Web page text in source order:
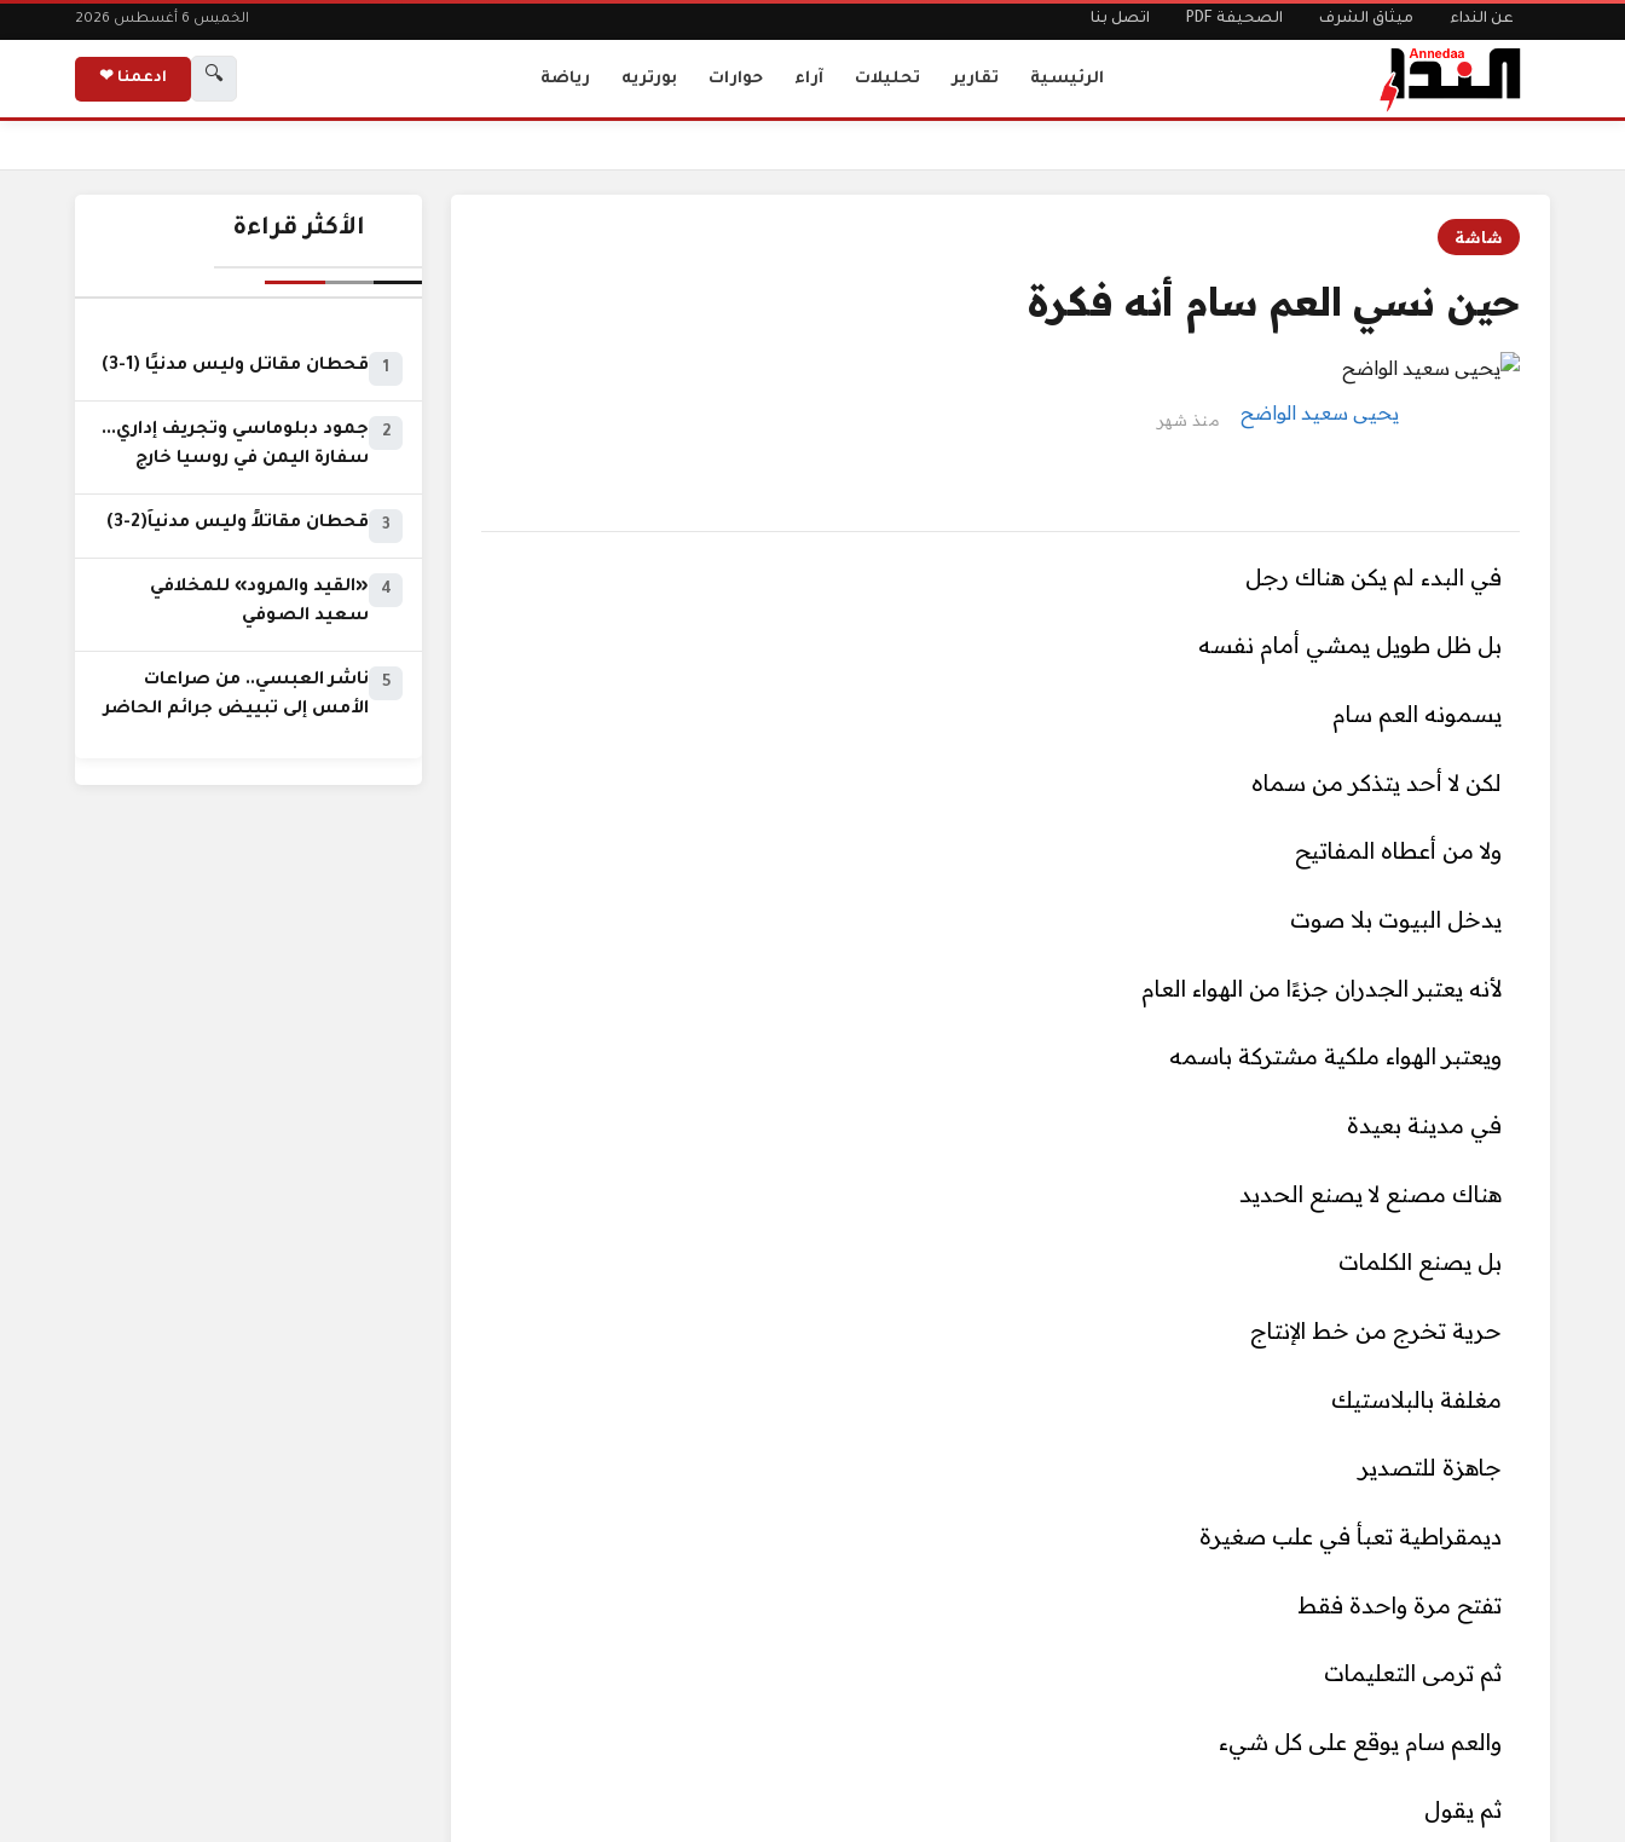
عن النداء ميثاق الشرف الصحيفة PDF اتصل بنا الخميس 6 أغسطس 2026
الرئيسية تقارير تحليلات آراء حوارات بورتريه رياضة 🔍 ادعمنا ❤
شاشة
حين نسي العم سام أنه فكرة
يحيى سعيد الواضح منذ شهر
في البدء لم يكن هناك رجل
بل ظل طويل يمشي أمام نفسه
يسمونه العم سام
لكن لا أحد يتذكر من سماه
ولا من أعطاه المفاتيح
يدخل البيوت بلا صوت
لأنه يعتبر الجدران جزءًا من الهواء العام
ويعتبر الهواء ملكية مشتركة باسمه
في مدينة بعيدة
هناك مصنع لا يصنع الحديد
بل يصنع الكلمات
حرية تخرج من خط الإنتاج
مغلفة بالبلاستيك
جاهزة للتصدير
ديمقراطية تعبأ في علب صغيرة
تفتح مرة واحدة فقط
ثم ترمى التعليمات
والعم سام يوقع على كل شيء
ثم يقول
الأكثر قراءة
1 قحطان مقاتل وليس مدنيًا (1-3)
2
جمود دبلوماسي وتجريف إداري...
سفارة اليمن في روسيا خارج
3 قحطان مقاتلاً وليس مدنياً(2-3)
4
«القيد والمرود» للمخلافي
سعيد الصوفي
5
ناشر العبسي.. من صراعات
الأمس إلى تبييض جرائم الحاضر